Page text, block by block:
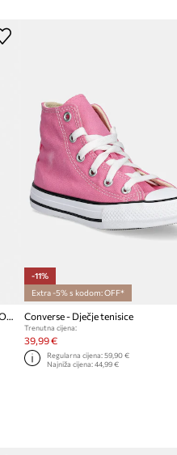
Dječje tenisice Converse CHUCK TAYLOR ALL STAR 1V
-11%
Extra -5% s kodom: OFF*
Converse - Dječje tenisice
Trenutna cijena:
39,99 €
Regularna cijena: 59,90 €
Najniža cijena: 44,99 €